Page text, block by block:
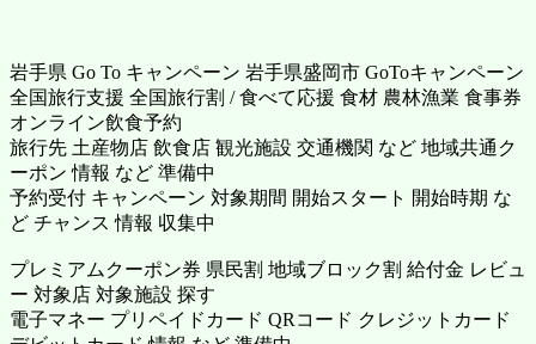
岩手県 Go To キャンペーン 岩手県盛岡市 GoToキャンペーン
全国旅行支援 全国旅行割 / 食べて応援 食材 農林漁業 食事券
オンライン飲食予約
旅行先 土産物店 飲食店 観光施設 交通機関 など 地域共通ク
ーポン 情報 など 準備中
予約受付 キャンペーン 対象期間 開始スタート 開始時期 な
ど チャンス 情報 収集中
プレミアムクーポン券 県民割 地域ブロック割 給付金 レビュ
ー 対象店 対象施設 探す
電子マネー プリペイドカード QRコード クレジットカード